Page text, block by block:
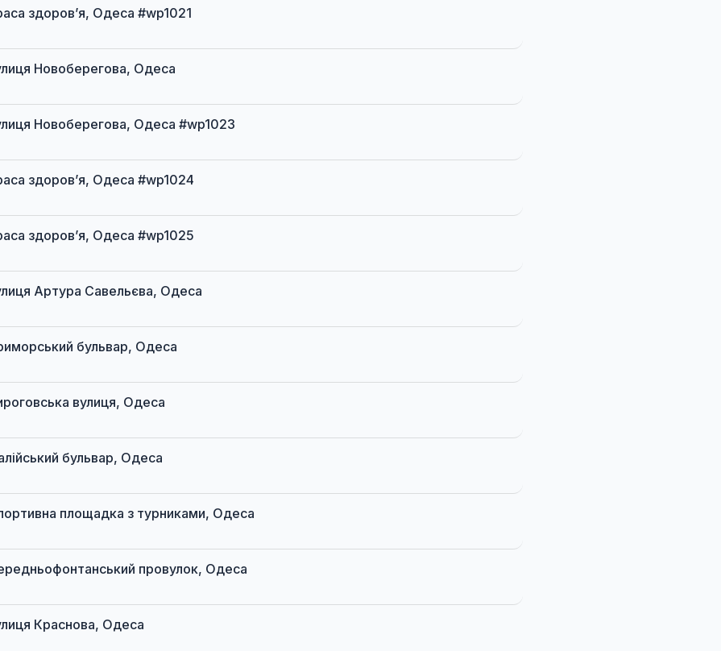
здоров’я, Одеса #wp1021
Новоберегова, Одеса
Новоберегова, Одеса #wp1023
здоров’я, Одеса #wp1024
здоров’я, Одеса #wp1025
Артура Савельєва, Одеса
бульвар, Одеса
вулиця, Одеса
бульвар, Одеса
площадка з турниками, Одеса
провулок, Одеса
Краснова, Одеса